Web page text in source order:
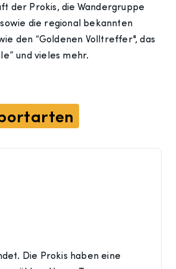
der Prokis, die Wandergruppe
die regional bekannten
den “Goldenen Volltreffer", das
und vieles mehr.
Die Prokis haben eine